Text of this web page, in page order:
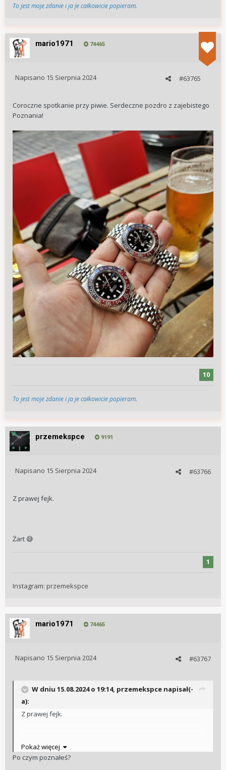
To jest moje zdanie i ja je całkowicie popieram.
mario1971 74465
#63765
Napisano 15 Sierpnia 2024
Coroczne spotkanie przy piwie. Serdeczne pozdro z zajebistego
Poznania!
10
To jest moje zdanie i ja je całkowicie popieram.
przemekspce 9191
#63766
Napisano 15 Sierpnia 2024
Z prawej fejk.
Żart 😅
1
Instagram: przemekspce
mario1971 74465
#63767
Napisano 15 Sierpnia 2024
W dniu 15.08.2024 o 19:14, przemekspce napisał(-
a):
Z prawej fejk.
Żart😅
Pokaż więcej
Po czym poznałeś?